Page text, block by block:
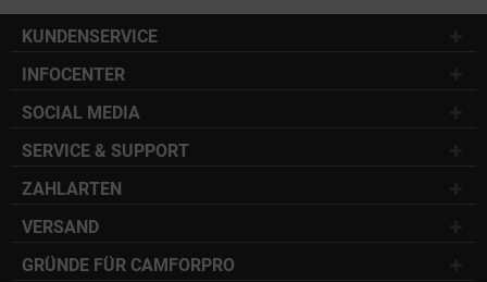
KUNDENSERVICE
INFOCENTER
SOCIAL MEDIA
SERVICE & SUPPORT
ZAHLARTEN
VERSAND
GRÜNDE FÜR CAMFORPRO